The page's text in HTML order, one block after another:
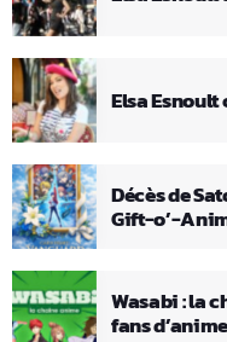
Elsa Esnoult
Décès de
Gift-o’-
Wasabi : la
fans